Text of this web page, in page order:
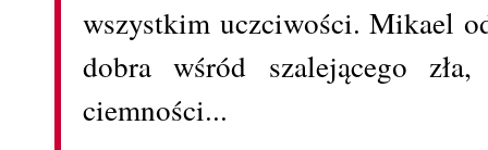
wszystkim uczciwości. Mikael
dobra wśród szalejącego
ciemności...